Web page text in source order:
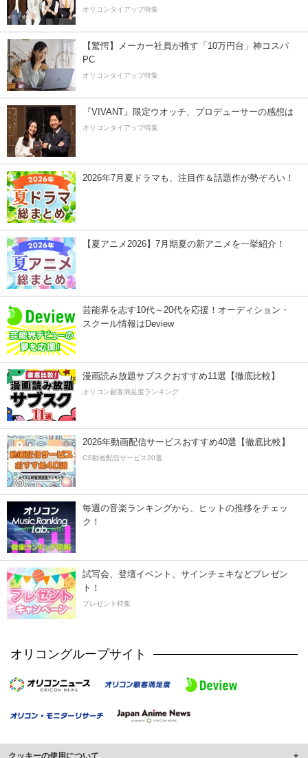
オリコンタイアップ特集
【驚愕】メーカー社員が推す「10万円台」神コスパ
PC
オリコンタイアップ特集
『VIVANT』限定ウオッチ、プロデューサーの感想は
オリコンタイアップ特集
2026年7月夏ドラマも、注目作＆話題作が勢ぞろい！
【夏アニメ2026】7月期夏の新アニメを一挙紹介！
芸能界を志す10代～20代を応援！オーディション・
スクール情報はDeview
漫画読み放題サブスクおすすめ11選【徹底比較】
オリコン顧客満足度ランキング
2026年動画配信サービスおすすめ40選【徹底比較】
CS動画配信サービス20選
毎週の音楽ランキングから、ヒットの推移をチェッ
ク！
試写会、登壇イベント、サインチェキなどプレゼン
ト！
プレゼント特集
オリコングループサイト
クッキーの使用について